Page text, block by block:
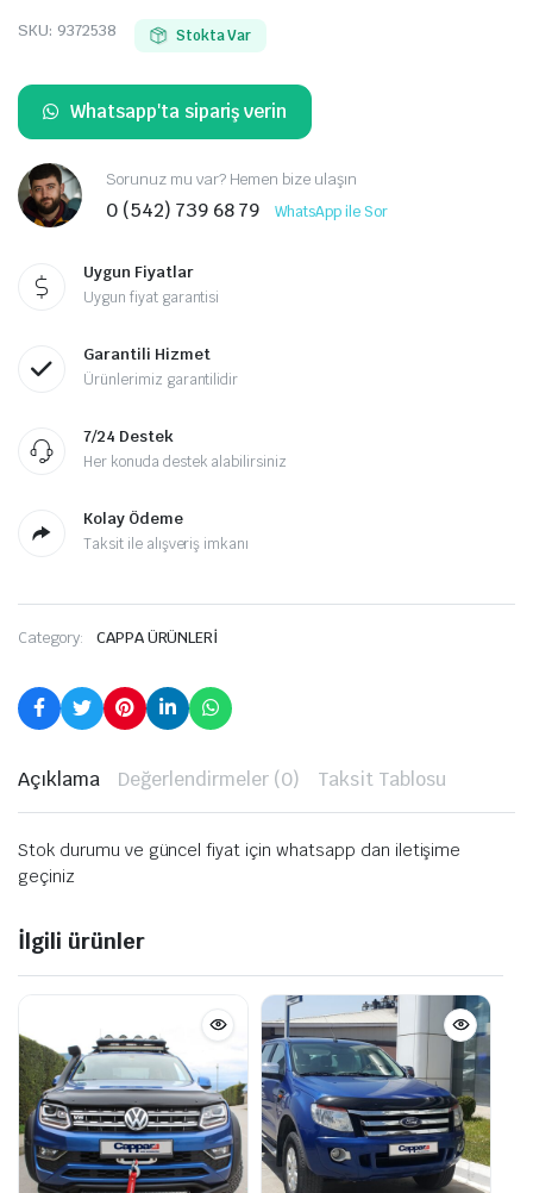
SKU: 9372538 Stokta Var
Whatsapp'ta sipariş verin
Sorunuz mu var? Hemen bize ulaşın
0 (542) 739 68 79 WhatsApp ile Sor
Uygun Fiyatlar
Uygun fiyat garantisi
Garantili Hizmet
Ürünlerimiz garantilidir
7/24 Destek
Her konuda destek alabilirsiniz
Kolay Ödeme
Taksit ile alışveriş imkanı
Category: CAPPA ÜRÜNLERİ
Açıklama Değerlendirmeler (0) Taksit Tablosu
Stok durumu ve güncel fiyat için whatsapp dan iletişime
geçiniz
İlgili ürünler